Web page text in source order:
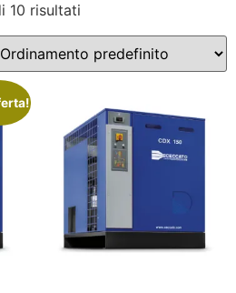
10 risultati